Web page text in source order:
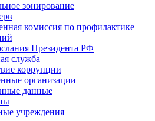
зонирование
комиссия по профилактике
Президента РФ
служба
коррупции
организации
данные
учреждения